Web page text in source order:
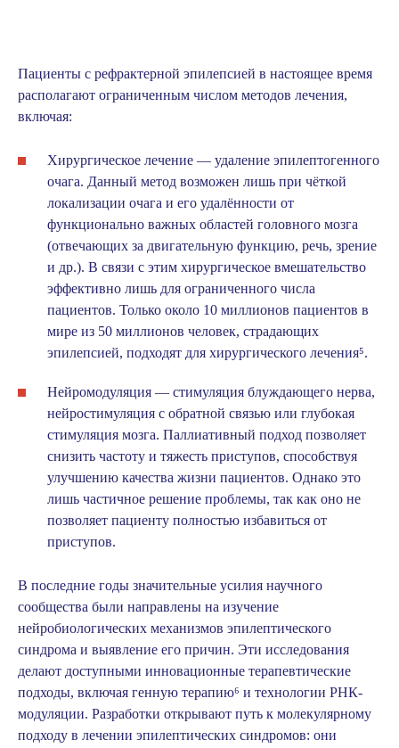
Пациенты с рефрактерной эпилепсией в настоящее время
располагают ограниченным числом методов лечения,
включая:
Хирургическое лечение — удаление эпилептогенного
очага. Данный метод возможен лишь при чёткой
локализации очага и его удалённости от
функционально важных областей головного мозга
(отвечающих за двигательную функцию, речь, зрение
и др.). В связи с этим хирургическое вмешательство
эффективно лишь для ограниченного числа
пациентов. Только около 10 миллионов пациентов в
мире из 50 миллионов человек, страдающих
эпилепсией, подходят для хирургического лечения⁵.
Нейромодуляция — стимуляция блуждающего нерва,
нейростимуляция с обратной связью или глубокая
стимуляция мозга. Паллиативный подход позволяет
снизить частоту и тяжесть приступов, способствуя
улучшению качества жизни пациентов. Однако это
лишь частичное решение проблемы, так как оно не
позволяет пациенту полностью избавиться от
приступов.
В последние годы значительные усилия научного
сообщества были направлены на изучение
нейробиологических механизмов эпилептического
синдрома и выявление его причин. Эти исследования
делают доступными инновационные терапевтические
подходы, включая генную терапию⁶ и технологии РНК-
модуляции. Разработки открывают путь к молекулярному
подходу в лечении эпилептических синдромов: они